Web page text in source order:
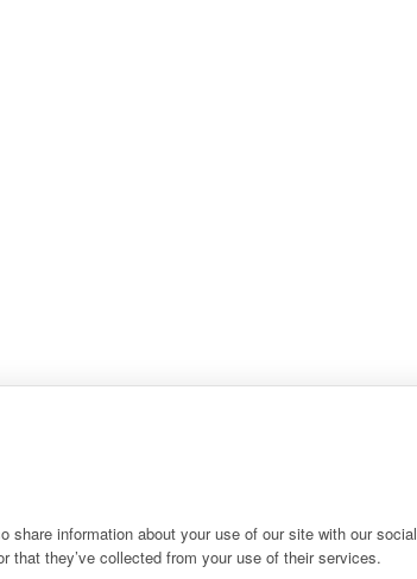
information about your use of our site with our social
that they’ve collected from your use of their services.